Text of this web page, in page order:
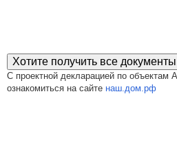
Хотите получить все
С проектной декларацией по объектам
ознакомиться на сайте наш.дом.рф